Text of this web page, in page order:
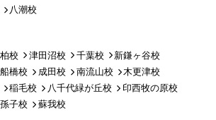
八潮校
柏校 津田沼校 千葉校
新鎌ヶ谷校
船橋校 成田校 南流山校
木更津校
稲毛校 八千代緑が丘校
印西牧の原校
子校 蘇我校